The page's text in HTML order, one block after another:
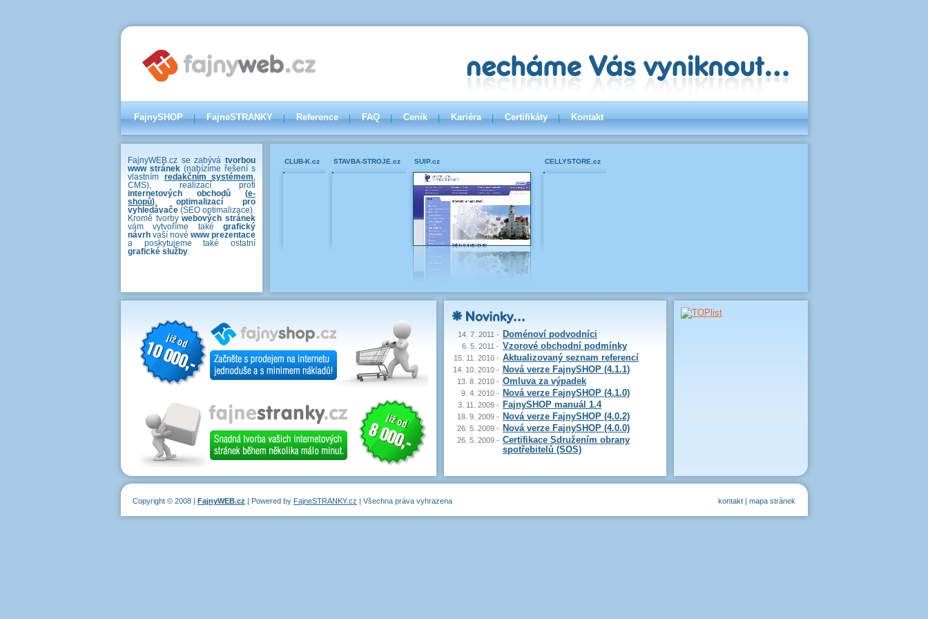
FajnySHOP FajneSTRANKY Reference FAQ Ceník Kariéra Certifikáty Kontakt
FajnyWEB.cz se zabývá tvorbou
www stránek (nabízíme řešení s
vlastním redakčním systémem
CMS), realizací profi
internetových obchodů (e-
shopů)
optimalizací pro
vyhledávače (SEO optimalizace).
Kromě tvorbywebových stránek
vám vytvoříme také grafický
návrh vaší nové www prezentace
a poskytujeme také ostatní
grafické služby
CLUB-K.cz STAVBA-STROJE.cz SUIP.cz CELLYSTORE.cz
14. 7. 2011 - Doménoví podvodníci
6. 5. 2011 - Vzorové obchodní podmínky
15. 11. 2010 - Aktualizovaný seznam referencí
14. 10. 2010 - Nová verze FajnySHOP (4.1.1)
13. 8. 2010 - Omluva za výpadek
9. 4. 2010 - Nová verze FajnySHOP (4.1.0)
3. 11. 2009 - FajnySHOP manuál 1.4
18. 9. 2009 - Nová verze FajnySHOP (4.0.2)
26. 5. 2009 - Nová verze FajnySHOP (4.0.0)
26. 5. 2009 - Certifikace Sdružením obrany
spotřebitelů (SOS)
Copyright © 2008 | FajnyWEB.cz | Powered by FajneSTRANKY.cz | Všechna práva vyhrazena kontakt | mapa stránek